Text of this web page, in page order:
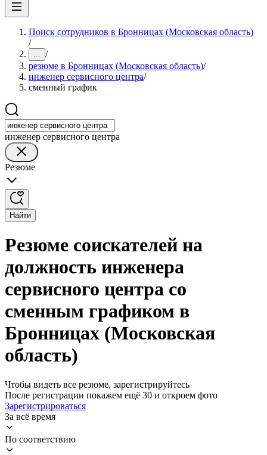
Поиск сотрудников в Бронницах (Московская область)
/
... /
резюме в Бронницах (Московская область)/
инженер сервисного центра/
сменный график
инженер сервисного центра
Резюме
Найти
Резюме соискателей на
должность инженера
сервисного центра со
сменным графиком в
Бронницах (Московская
область)
Чтобы видеть все резюме, зарегистрируйтесь
После регистрации покажем ещё 30 и откроем фото
Зарегистрироваться
За всё время
По соответствию